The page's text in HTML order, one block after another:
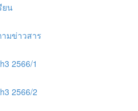
ยน
มข่าวสาร
2566/1
2566/2